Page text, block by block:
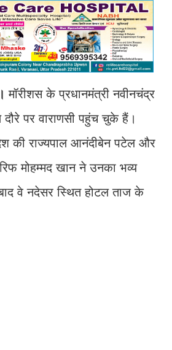
मॉरीशस के प्रधानमंत्री नवीनचंद्र
दौरे पर वाराणसी पहुंच चुके हैं।
की राज्यपाल आनंदीबेन पटेल और
मोहम्मद खान ने उनका भव्य
वे नदेसर स्थित होटल ताज के